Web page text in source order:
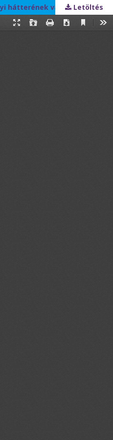
hátterének változásaira
Letöltés